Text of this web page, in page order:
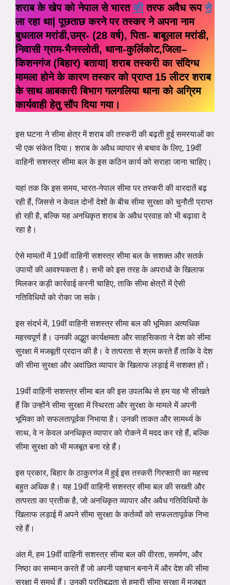
शराब के खेप को नेपाल से भारतकीतरफ अवैध रूपसे
ला रहा था| पूछताछ करने पर तस्कर ने अपना नाम
बुधलाल मरांडी,उम्र- (28 वर्ष), पिता- बाबूलाल मरांडी,
निवासी ग्राम-भैनस्लोती, थाना-कुर्लिकोट,जिला–
किशनगंज (बिहार) बताया| शराब तस्करी का संदिग्ध
मामला होने के कारण तस्कर को प्राप्त 15 लीटर शराब
के साथ आबकारी बिभाग गलगलिया थाना को अग्रिम
कार्यवाही हेतु सौंप दिया गया।
इस घटना ने सीमा क्षेत्र में शराब की तस्करी की बढ़ती हुई समस्याओं का
भी एक संकेत दिया। शराब के अवैध व्यापार से बचाव के लिए, 19वीं
वाहिनी सशस्त्र सीमा बल के इस कठिन कार्य को सराहा जाना चाहिए।
यहां तक कि इस समय, भारत-नेपाल सीमा पर तस्करी की वारदातें बढ़
रही हैं, जिससे न केवल दोनों देशों के बीच सीमा सुरक्षा को चुनौती प्राप्त
हो रही है, बल्कि यह अनधिकृत शराब के अवैध प्रवाह को भी बढ़ावा दे
रहा है।
ऐसे मामलों में 19वीं वाहिनी सशस्त्र सीमा बल के सशक्त और सतर्क
उपायों की आवश्यकता है। सभी को इस तरह के अपराधों के खिलाफ
मिलकर कड़ी कार्रवाई करनी चाहिए, ताकि सीमा क्षेत्रों में ऐसी
गतिविधियों को रोका जा सके।
इस संदर्भ में, 19वीं वाहिनी सशस्त्र सीमा बल की भूमिका अत्यधिक
महत्त्वपूर्ण है। उनकी अद्भुत कार्यक्षमता और साहसिकता ने देश को सीमा
सुरक्षा में मजबूती प्रदान की है। वे तत्परता से श्रम करते हैं ताकि वे देश
की सीमा सुरक्षा और अवांछित व्यापार के खिलाफ लड़ाई में सशक्त हों।
19वीं वाहिनी सशस्त्र सीमा बल की इस उपलब्धि से हम यह भी सीखते
हैं कि उन्होंने सीमा सुरक्षा में स्थिरता और सुरक्षा के मामले में अपनी
भूमिका को सफलतापूर्वक निभाया है। उनकी ताकत और सामर्थ्य के
साथ, वे न केवल अनधिकृत व्यापार को रोकने में मदद कर रहे हैं, बल्कि
सीमा सुरक्षा को भी मजबूत बना रहे हैं।
इस प्रकार, बिहार के ठाकुरगंज में हुई इस तस्करी गिरफ्तारी का महत्त्व
बहुत अधिक है। यह 19वीं वाहिनी सशस्त्र सीमा बल की सख्ती और
तत्परता का प्रतीक है, जो अनधिकृत व्यापार और अवैध गतिविधियों के
खिलाफ लड़ाई में अपने सीमा सुरक्षा के कर्तव्यों को सफलतापूर्वक निभा
रहे हैं।
अंत में, हम 19वीं वाहिनी सशस्त्र सीमा बल की वीरता, समर्पण, और
निष्ठा का सम्मान करते हैं जो अपनी पहचान बनाने में और देश की सीमा
सुरक्षा में समर्थ हैं। उनकी प्रतिबद्धता से हमारी सीमा सुरक्षा में मजबूत